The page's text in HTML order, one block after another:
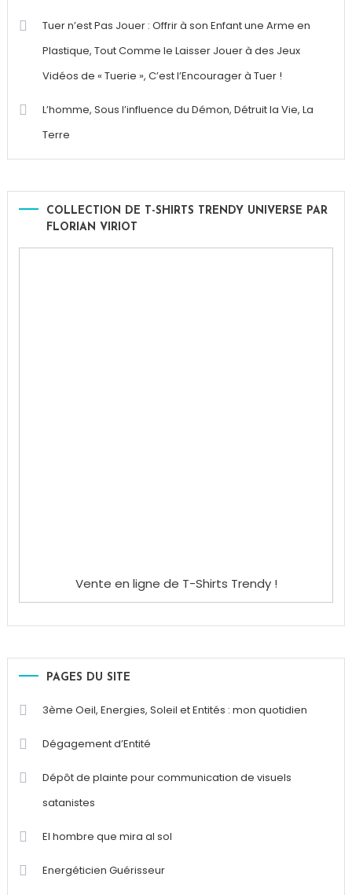
Tuer n’est Pas Jouer : Offrir à son Enfant une Arme en
Plastique, Tout Comme le Laisser Jouer à des Jeux
Vidéos de « Tuerie », C’est l’Encourager à Tuer !
L’homme, Sous l’influence du Démon, Détruit la Vie, La
Terre
COLLECTION DE T-SHIRTS TRENDY UNIVERSE PAR
FLORIAN VIRIOT
Vente en ligne de T-Shirts Trendy !
PAGES DU SITE
3ème Oeil, Energies, Soleil et Entités : mon quotidien
Dégagement d’Entité
Dépôt de plainte pour communication de visuels
satanistes
El hombre que mira al sol
Energéticien Guérisseur